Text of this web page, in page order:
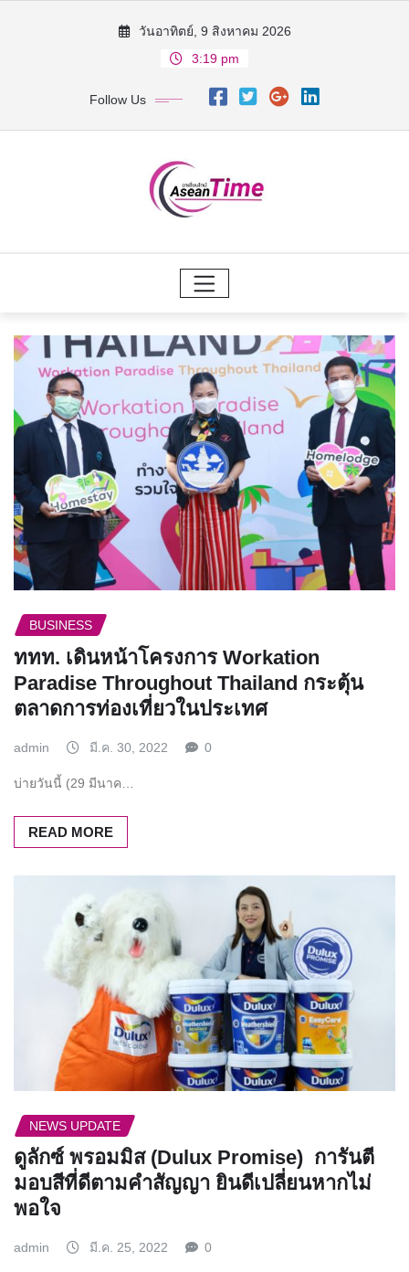
วันอาทิตย์, 9 สิงหาคม 2026
3:19 pm
Follow Us
BUSINESS
ททท. เดินหน้าโครงการ Workation
Paradise Throughout Thailand กระตุ้น
ตลาดการท่องเที่ยวในประเทศ
admin มี.ค. 30, 2022 0
บ่ายวันนี้ (29 มีนาค…
READ MORE
NEWS UPDATE
ดูลักซ์ พรอมมิส (Dulux Promise) การันตี
มอบสีที่ดีตามคำสัญญา ยินดีเปลี่ยนหากไม่
พอใจ
admin มี.ค. 25, 2022 0